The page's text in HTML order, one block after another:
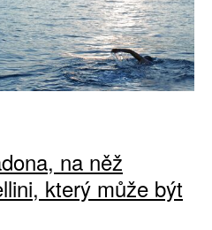
na něž
který může být